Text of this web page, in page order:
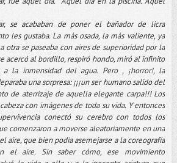
se acababan de poner el bañador de licra
les gustaba. La más osada, la más valiente, ya
otra se paseaba con aires de superioridad por la
acercó al bordillo, respiró hondo, miró al infinito
la inmensidad del agua. Pero , ¡horror!, la
una sorpresa: ¡¡¡un ser humano salido del
de aterrizaje de aquella elegante carpa!!! Los
con imágenes de toda su vida. Y entonces
conectó su cerebro con todos los
comenzaron a moverse aleatoriamente en una
aire, que bien podía asemejarse a la coreografía
el aire. Sin saber cómo, ese movimiento